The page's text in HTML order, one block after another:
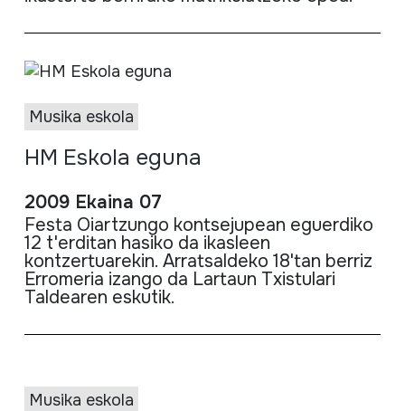
Musika eskola
HM Eskola eguna
2009 Ekaina 07
Festa Oiartzungo kontsejupean eguerdiko
12 t'erditan hasiko da ikasleen
kontzertuarekin. Arratsaldeko 18'tan berriz
Erromeria izango da Lartaun Txistulari
Taldearen eskutik.
Musika eskola